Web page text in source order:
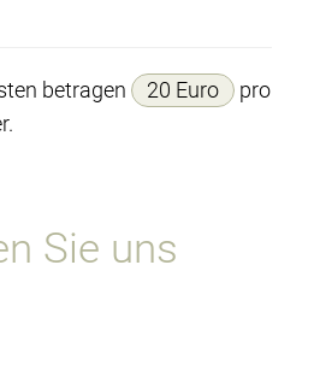
betragen 20 Euro
pro
Sie uns